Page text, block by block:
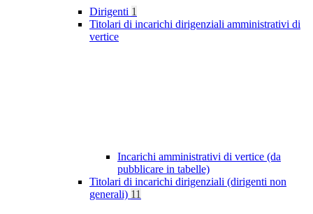
Dirigenti 1
Titolari di incarichi dirigenziali amministrativi di
vertice
Incarichi amministrativi di vertice (da
pubblicare in tabelle)
Titolari di incarichi dirigenziali (dirigenti non
generali) 11